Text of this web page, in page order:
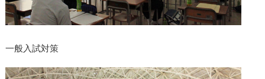
一般入試対策